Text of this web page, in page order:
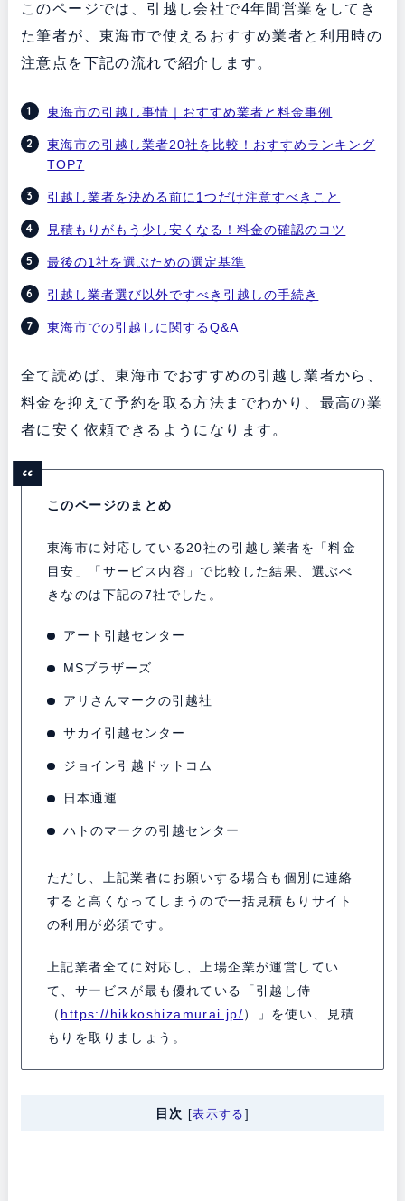
このページでは、引越し会社で4年間営業をしてき
た筆者が、東海市で使えるおすすめ業者と利用時の
注意点を下記の流れで紹介します。
東海市の引越し事情｜おすすめ業者と料金事例
東海市の引越し業者20社を比較！おすすめランキング
TOP7
引越し業者を決める前に1つだけ注意すべきこと
見積もりがもう少し安くなる！料金の確認のコツ
最後の1社を選ぶための選定基準
引越し業者選び以外ですべき引越しの手続き
東海市での引越しに関するQ&A
全て読めば、東海市でおすすめの引越し業者から、
料金を抑えて予約を取る方法までわかり、最高の業
者に安く依頼できるようになります。
このページのまとめ
東海市に対応している20社の引越し業者を「料金
目安」「サービス内容」で比較した結果、選ぶべ
きなのは下記の7社でした。
アート引越センター
MSブラザーズ
アリさんマークの引越社
サカイ引越センター
ジョイン引越ドットコム
日本通運
ハトのマークの引越センター
ただし、上記業者にお願いする場合も個別に連絡
すると高くなってしまうので一括見積もりサイト
の利用が必須です。
上記業者全てに対応し、上場企業が運営してい
て、サービスが最も優れている「引越し侍
（ https://hikkoshizamurai.jp/）」を使い、見積
もりを取りましょう。
目次 [表示する